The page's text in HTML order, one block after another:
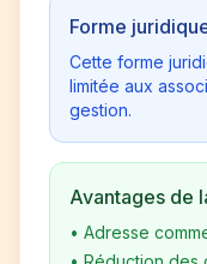
Forme
Cette forme
limitée aux
gestion.
Avantages de
• Adresse